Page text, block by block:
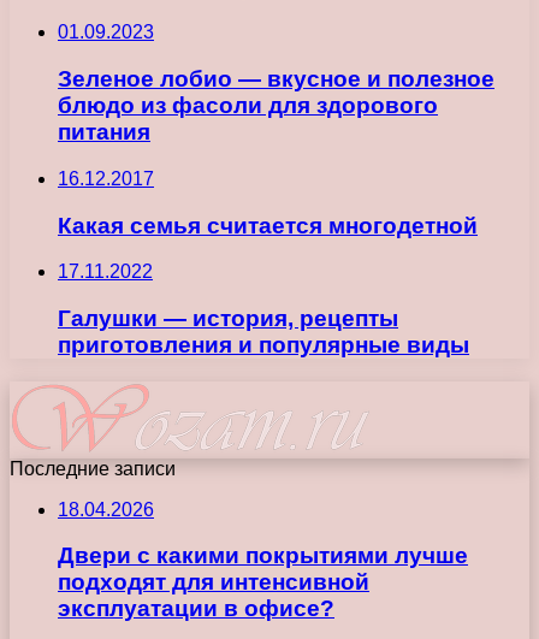
01.09.2023
Зеленое лобио — вкусное и полезное
блюдо из фасоли для здорового
питания
16.12.2017
Какая семья считается многодетной
17.11.2022
Галушки — история, рецепты
приготовления и популярные виды
Последние записи
18.04.2026
Двери с какими покрытиями лучше
подходят для интенсивной
эксплуатации в офисе?